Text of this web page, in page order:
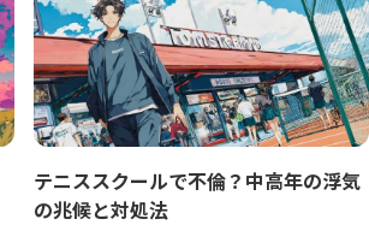
テニススクールで不倫？中高年の浮気
の兆候と対処法